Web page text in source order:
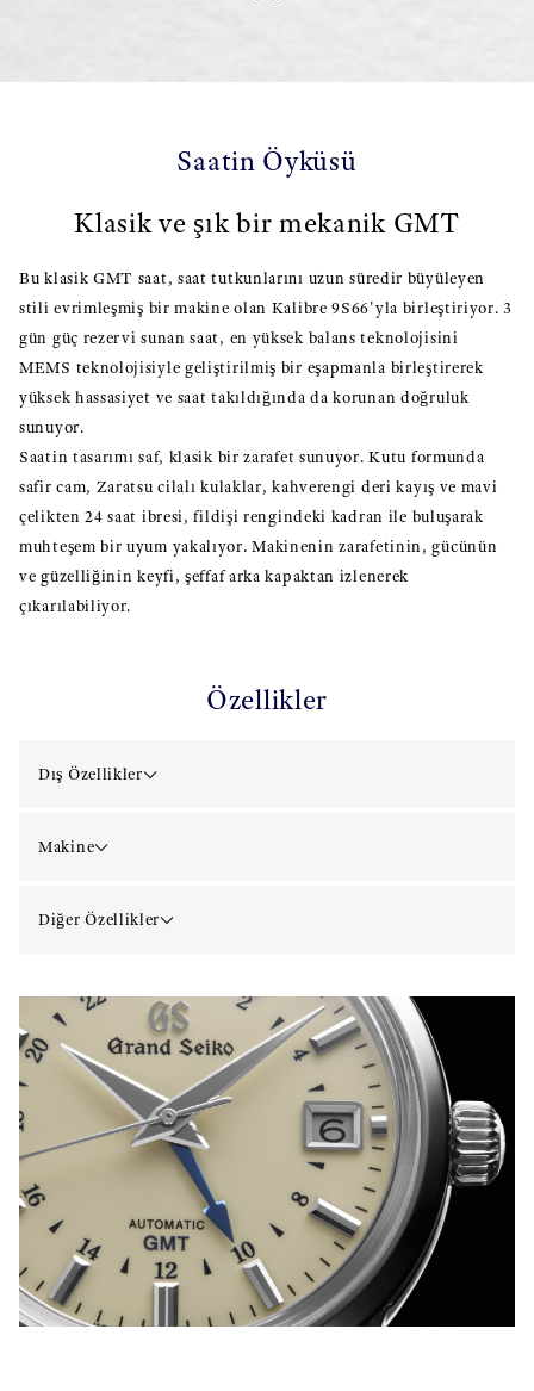
Saatin Öyküsü
Klasik ve şık bir mekanik GMT
Bu klasik GMT saat, saat tutkunlarını uzun süredir büyüleyen
stili evrimleşmiş bir makine olan Kalibre 9S66'yla birleştiriyor. 3
gün güç rezervi sunan saat, en yüksek balans teknolojisini
MEMS teknolojisiyle geliştirilmiş bir eşapmanla birleştirerek
yüksek hassasiyet ve saat takıldığında da korunan doğruluk
sunuyor.
Saatin tasarımı saf, klasik bir zarafet sunuyor. Kutu formunda
safir cam, Zaratsu cilalı kulaklar, kahverengi deri kayış ve mavi
çelikten 24 saat ibresi, fildişi rengindeki kadran ile buluşarak
muhteşem bir uyum yakalıyor. Makinenin zarafetinin, gücünün
ve güzelliğinin keyfi, şeffaf arka kapaktan izlenerek
çıkarılabiliyor.
Özellikler
Dış Özellikler
Makine
Diğer Özellikler